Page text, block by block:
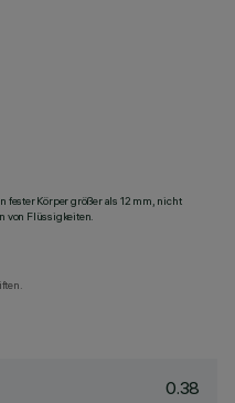
fester Körper größer als 12 mm, nicht
von Flüssigkeiten.
0.38